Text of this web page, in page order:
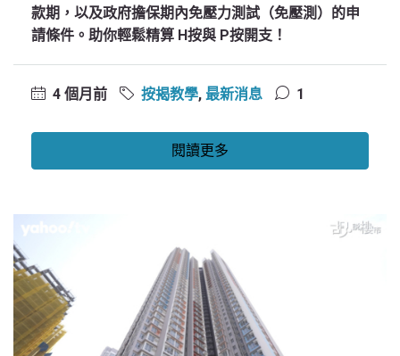
款期，以及政府擔保期內免壓力測試（免壓測）的申
請條件。助你輕鬆精算 H按與 P按開支！
4 個月前 按揭教學, 最新消息 1
閱讀更多